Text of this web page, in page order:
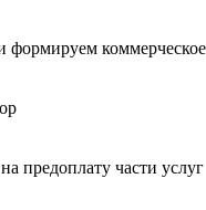
формируем
предоплату части услуг